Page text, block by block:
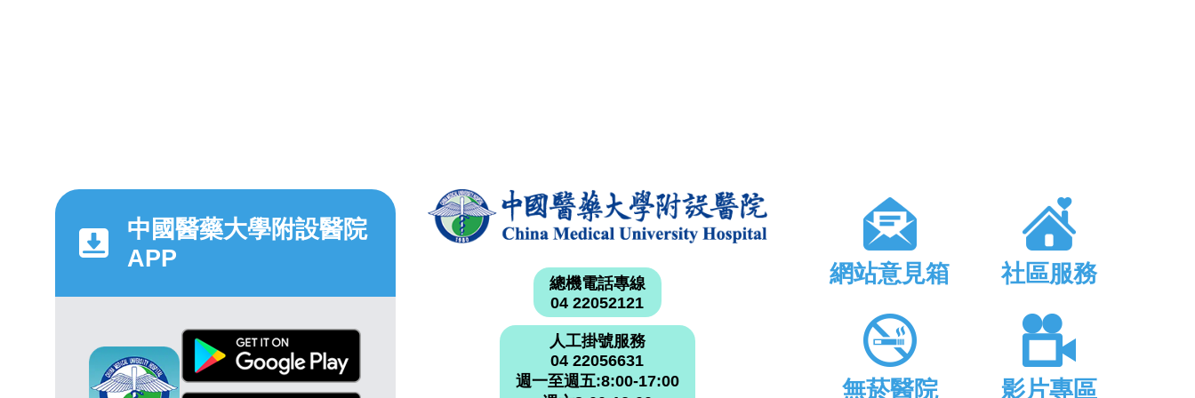
中國醫藥大學附設醫院
APP
總機電話專線
04 22052121
人工掛號服務
04 22056631
週一至週五:8:00-17:00
網站意見箱 社區服務
無菸醫院 影片專區